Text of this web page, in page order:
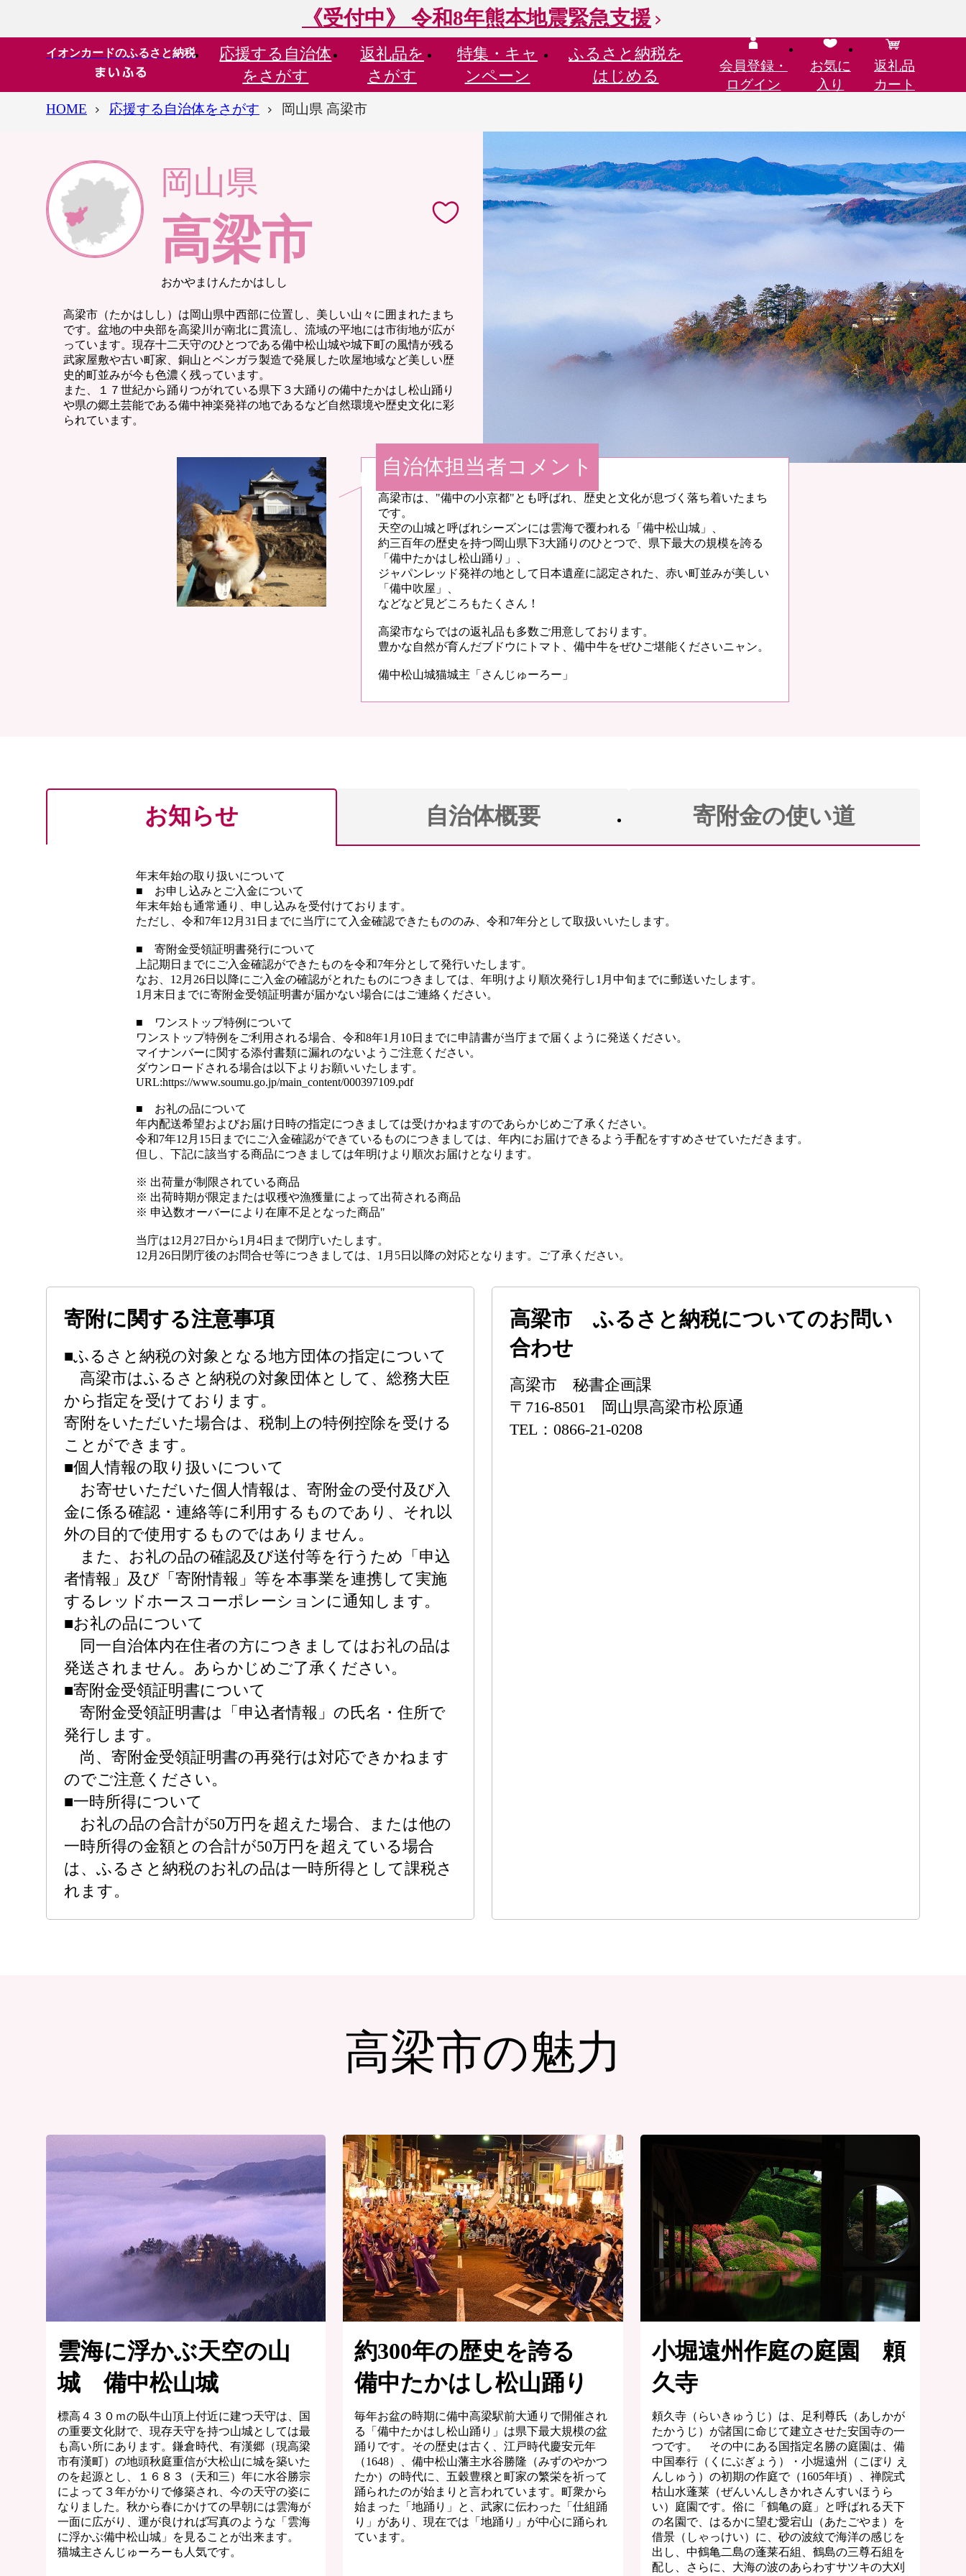
《受付中》 令和8年熊本地震緊急支援
イオンカードのふるさと納税 応援する 自治体
をさがす
返礼品を
さがす
特集・ キャ
ンペーン
ふるさと納税を
はじめる
会員登録・
ログイン
お気に
入り
返礼品
カート
HOME
応援する自治体をさがす 岡山県 高梁市
岡山県
高梁市
おかやまけんたかはしし
高梁市（たかはしし）は岡山県中西部に位置し、美しい山々に囲まれたまち
です。盆地の中央部を高梁川が南北に貫流し、流域の平地には市街地が広が
っています。現存十二天守のひとつである備中松山城や城下町の風情が残る
武家屋敷や古い町家、銅山とベンガラ製造で発展した吹屋地域など美しい歴
史的町並みが今も色濃く残っています。
また、１７世紀から踊りつがれている県下３大踊りの備中たかはし松山踊り
や県の郷土芸能である備中神楽発祥の地であるなど自然環境や歴史文化に彩
られています。
自治体担当者コメント
高梁市は、"備中の小京都"とも呼ばれ、歴史と文化が息づく落ち着いたまち
です。
天空の山城と呼ばれシーズンには雲海で覆われる「備中松山城」、
約三百年の歴史を持つ岡山県下3大踊りのひとつで、県下最大の規模を誇る
「備中たかはし松山踊り」、
ジャパンレッド発祥の地として日本遺産に認定された、赤い町並みが美しい
「備中吹屋」、
などなど見どころもたくさん！
高梁市ならではの返礼品も多数ご用意しております。
豊かな自然が育んだブドウにトマト、備中牛をぜひご堪能くださいニャン。
備中松山城猫城主「さんじゅーろー」
お知らせ
年末年始の取り扱いについて
■ お申し込みとご入金について
年末年始も通常通り、申し込みを受付けております。
ただし、令和7年12月31日までに当庁にて入金確認できたもののみ、令和7年分として取扱いいたします。
■ 寄附金受領証明書発行について
上記期日までにご入金確認ができたものを令和7年分として発行いたします。
なお、12月26日以降にご入金の確認がとれたものにつきましては、年明けより順次発行し1月中旬までに郵送いたします。
1月末日までに寄附金受領証明書が届かない場合にはご連絡ください。
■ ワンストップ特例について
ワンストップ特例をご利用される場合、令和8年1月10日までに申請書が当庁まで届くように発送ください。
マイナンバーに関する添付書類に漏れのないようご注意ください。
ダウンロードされる場合は以下よりお願いいたします。
URL:https://www.soumu.go.jp/main_content/000397109.pdf
■ お礼の品について
年内配送希望およびお届け日時の指定につきましては受けかねますのであらかじめご了承ください。
令和7年12月15日までにご入金確認ができているものにつきましては、年内にお届けできるよう手配をすすめさせていただきます。
但し、下記に該当する商品につきましては年明けより順次お届けとなります。
※ 出荷量が制限されている商品
※ 出荷時期が限定または収穫や漁獲量によって出荷される商品
※ 申込数オーバーにより在庫不足となった商品"
当庁は12月27日から1月4日まで閉庁いたします。
12月26日閉庁後のお問合せ等につきましては、1月5日以降の対応となります。ご了承ください。
自治体概要 寄附金の使い道
寄附に関する注意事項
■ふるさと納税の対象となる地方団体の指定について
高梁市はふるさと納税の対象団体として、総務大臣
から指定を受けております。
寄附をいただいた場合は、税制上の特例控除を受ける
ことができます。
■個人情報の取り扱いについて
お寄せいただいた個人情報は、寄附金の受付及び入
金に係る確認・連絡等に利用するものであり、それ以
外の目的で使用するものではありません。
また、お礼の品の確認及び送付等を行うため「申込
者情報」及び「寄附情報」等を本事業を連携して実施
するレッドホースコーポレーションに通知します。
■お礼の品について
同一自治体内在住者の方につきましてはお礼の品は
発送されません。あらかじめご了承ください。
■寄附金受領証明書について
寄附金受領証明書は「申込者情報」の氏名・住所で
発行します。
尚、寄附金受領証明書の再発行は対応できかねます
のでご注意ください。
■一時所得について
お礼の品の合計が50万円を超えた場合、または他の
一時所得の金額との合計が50万円を超えている場合
は、ふるさと納税のお礼の品は一時所得として課税さ
れます。
高梁市 ふるさと納税についてのお問い
合わせ
高梁市 秘書企画課
〒716-8501 岡山県高梁市松原通
TEL：0866-21-0208
高梁市の魅力
雲海に浮かぶ天空の山
城 備中松山城
標高４３０ｍの臥牛山頂上付近に建つ天守は、国
の重要文化財で、現存天守を持つ山城としては最
も高い所にあります。鎌倉時代、有漢郷（現高梁
市有漢町）の地頭秋庭重信が大松山に城を築いた
のを起源とし、１６８３（天和三）年に水谷勝宗
によって３年がかりで修築され、今の天守の姿に
なりました。秋から春にかけての早朝には雲海が
一面に広がり、運が良ければ写真のような「雲海
に浮かぶ備中松山城」を見ることが出来ます。
猫城主さんじゅーろーも人気です。
約300年の歴史を誇る
備中たかはし松山踊り
毎年お盆の時期に備中高梁駅前大通りで開催され
る「備中たかはし松山踊り」は県下最大規模の盆
踊りです。その歴史は古く、江戸時代慶安元年
（1648）、備中松山藩主水谷勝隆（みずのやかつ
たか）の時代に、五穀豊穣と町家の繁栄を祈って
踊られたのが始まりと言われています。町衆から
始まった「地踊り」と、武家に伝わった「仕組踊
り」があり、現在では「地踊り」が中心に踊られ
ています。
小堀遠州作庭の庭園 頼
久寺
頼久寺（らいきゅうじ）は、足利尊氏（あしかが
たかうじ）が諸国に命じて建立させた安国寺の一
つです。 その中にある国指定名勝の庭園は、備
中国奉行（くにぶぎょう）・小堀遠州（こぼり え
んしゅう）の初期の作庭で（1605年頃）、禅院式
枯山水蓬莱（ぜんいんしきかれさんすいほうら
い）庭園です。俗に「鶴亀の庭」と呼ばれる天下
の名園で、はるかに望む愛宕山（あたごやま）を
借景（しゃっけい）に、砂の波紋で海洋の感じを
出し、中鶴亀二島の蓬莱石組、鶴島の三尊石組を
配し、さらに、大海の波のあらわすサツキの大刈